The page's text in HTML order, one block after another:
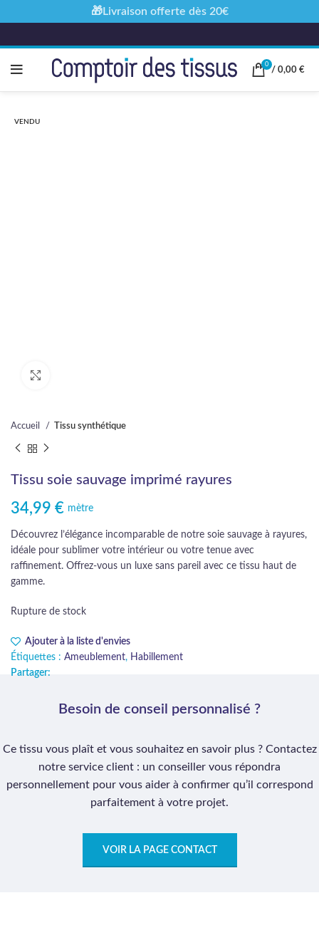
0
/ 0,00 €
VENDU
Accueil Tissu synthétique
Tissu soie sauvage imprimé rayures
34,99 € mètre
Découvrez l’élégance incomparable de notre soie sauvage à rayures,
idéale pour sublimer votre intérieur ou votre tenue avec
raffinement. Offrez-vous un luxe sans pareil avec ce tissu haut de
gamme.
Rupture de stock
Ajouter à la liste d'envies
Étiquettes : Ameublement, Habillement
Partager:
Besoin de conseil personnalisé ?
Ce tissu vous plaît et vous souhaitez en savoir plus ? Contactez
notre service client : un conseiller vous répondra
personnellement pour vous aider à confirmer qu’il correspond
parfaitement à votre projet.
VOIR LA PAGE CONTACT
🎁Livraison offerte dès 20€